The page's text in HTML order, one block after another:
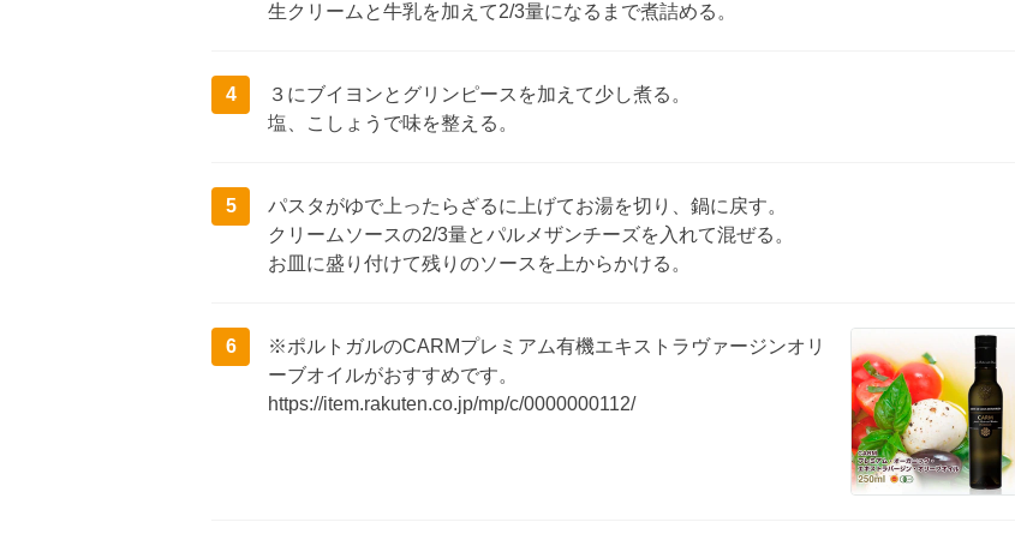
生クリームと牛乳を加えて2/3量になるまで煮詰める。
4
３にブイヨンとグリンピースを加えて少し煮る。
塩、こしょうで味を整える。
5
パスタがゆで上ったらざるに上げてお湯を切り、鍋に戻す。
クリームソースの2/3量とパルメザンチーズを入れて混ぜる。
お皿に盛り付けて残りのソースを上からかける。
6
※ポルトガルのCARMプレミアム有機エキストラヴァージンオリ
ーブオイルがおすすめです。
https://item.rakuten.co.jp/mp/c/0000000112/